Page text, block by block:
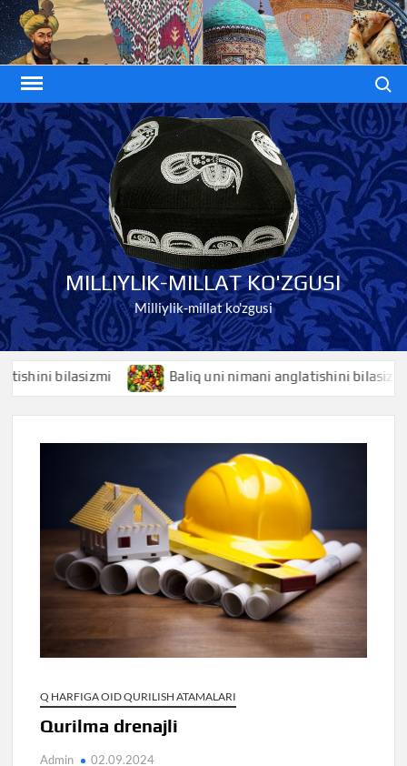
Skip
to
content
MILLIYLIK-MILLAT KO'ZGUSI
Milliylik-millat ko'zgusi
bilasizmi Baliq uni nimani anglatishini bilasizmi
Q HARFIGA OID QURILISH ATAMALARI
Qurilma drenajli
Admin 02.09.2024